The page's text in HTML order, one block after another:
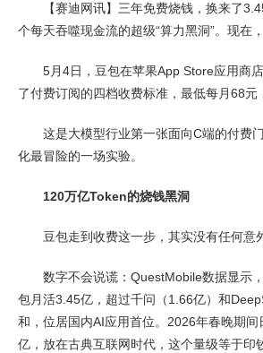
【赛迪网讯】三年免费烧钱，换来了
个每天吞噬现金流的超级“算力黑洞”。现在
5月4日，豆包在苹果App Store应用商
了付费订阅的四档收费标准，最低每月68元
这是大模型行业第一张面向C端的付费
化最冒险的一场实验。
120万亿Token的烧钱黑洞
豆包走到收费这一步，其实没有任何意
数字不会说谎：QuestMobile数据显示
包月活3.45亿，超过千问（1.66亿）和
和，位居国内AI应用首位。2026年春晚期
亿，放在古典互联网时代，这个量级等于印